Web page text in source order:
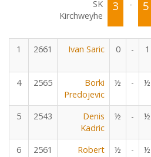
SK
Kirchweyhe
3 - 5
1 2661 Ivan Saric 0 - 1
4 2565
Borki
Predojevic
½ - ½
5 2543
Denis
Kadric
½ - ½
6 2561
Robert
½ - ½